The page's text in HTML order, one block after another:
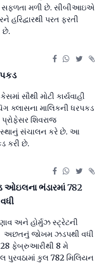
સફળતા મળી છે. સીબીઆઇએ
પરત ફરતી
છે.
સૌથી મોટી કાર્યવાહી
ક્લાસના માલિકની ધરપકડ
શિવરાજ
સંચાલન કરે છે. આ
કરી છે.
ભંડારમાં 782
અને હોર્મુઝ સ્ટ્રેટની
અછતનું જોખમ ઝડપથી વધી
28 ફેબ્રુઆરીથી 8 મે
પુરવઠામાં કુલ 782 મિલિયન